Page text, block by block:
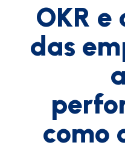
OKR e
das
como